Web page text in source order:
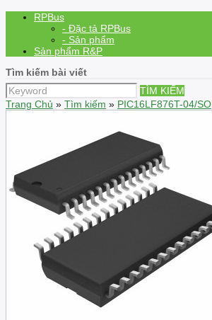
RPBus
- Đặc tả RPBus
- Sản phẩm
Sản phẩm R&P
Tìm kiếm bài viết
TÌM KIẾM
Trang Chủ » Tìm kiếm » PIC16LF876T-04/SO